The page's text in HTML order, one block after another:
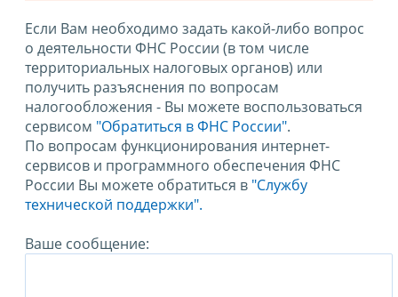
Если Вам необходимо задать какой-либо вопрос
о деятельности ФНС России (в том числе
территориальных налоговых органов) или
получить разъяснения по вопросам
налогообложения - Вы можете воспользоваться
сервисом "Обратиться в ФНС России".
По вопросам функционирования интернет-
сервисов и программного обеспечения ФНС
России Вы можете обратиться в "Службу
технической поддержки".
Ваше сообщение: